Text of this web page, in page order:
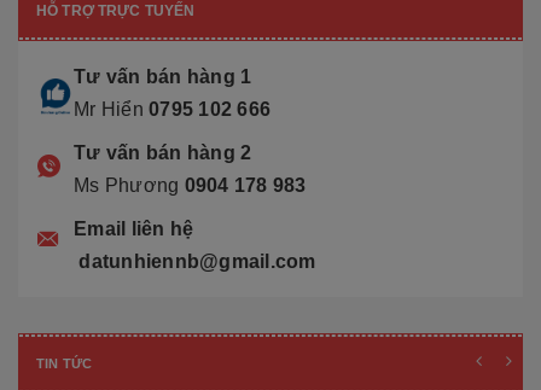
HỖ TRỢ TRỰC TUYẾN
Tư vấn bán hàng 1
Mr Hiển 0795 102 666
Tư vấn bán hàng 2
Ms Phương 0904 178 983
Email liên hệ
datunhiennb@gmail.com
TIN TỨC